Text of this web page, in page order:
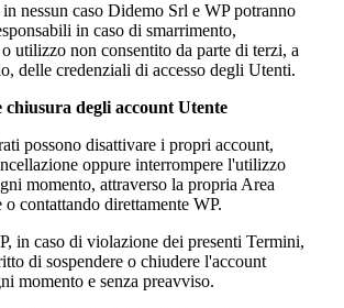
nessun caso Didemo Srl e WP potranno
in caso di smarrimento,
utilizzo non consentito da parte di terzi, a
delle credenziali di accesso degli Utenti.
chiusura degli account Utente
possono disattivare i propri account,
oppure interrompere l'utilizzo
momento, attraverso la propria Area
contattando direttamente WP.
in caso di violazione dei presenti Termini,
di sospendere o chiudere l'account
momento e senza preavviso.